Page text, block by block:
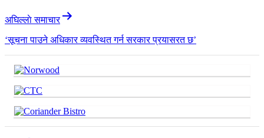
अघिल्लाे समाचार
‘सूचना पाउने अधिकार व्यवस्थित गर्न सरकार प्रयासरत छ’